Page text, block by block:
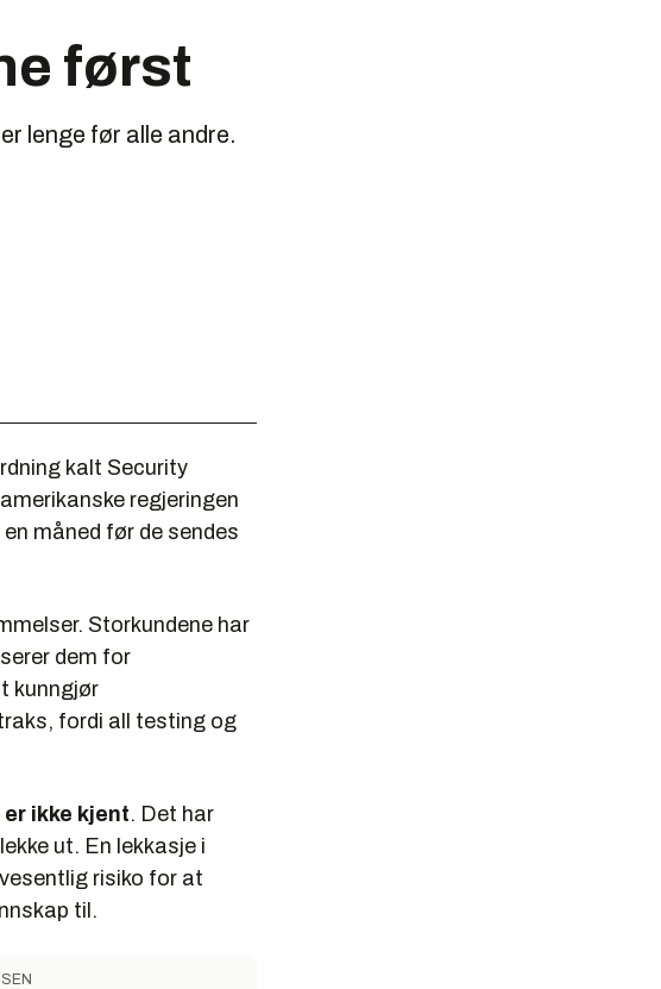
først
lenge før alle andre.
kalt Security
regjeringen
måned før de sendes
Storkundene har
dem for
kunngjør
fordi all testing og
ikke kjent. Det har
ut. En lekkasje i
risiko for at
til.